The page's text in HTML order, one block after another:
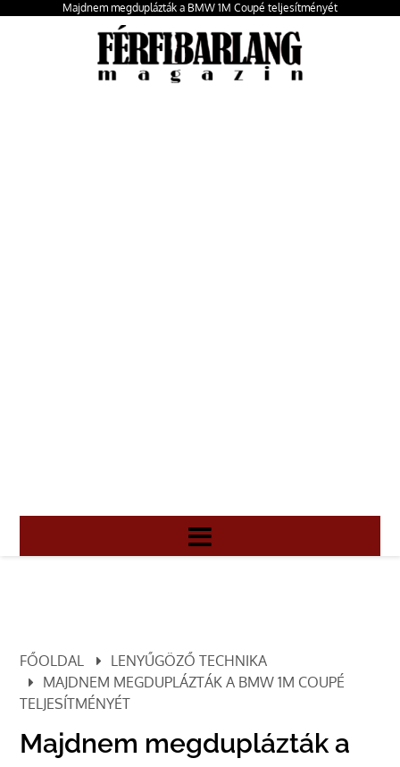
Majdnem megduplázták a BMW 1M Coupé teljesítményét
FŐOLDAL
LENYŰGÖZŐ TECHNIKA
MAJDNEM MEGDUPLÁZTÁK A BMW 1M COUPÉ
TELJESÍTMÉNYÉT
Majdnem megduplázták a